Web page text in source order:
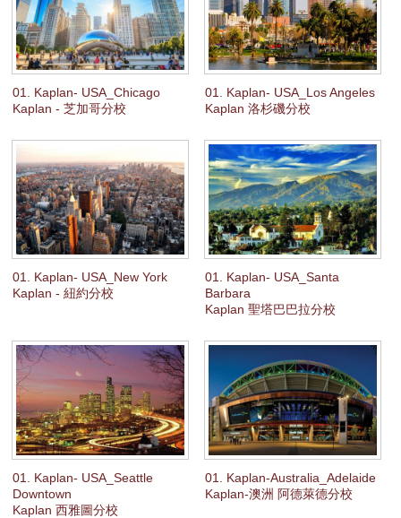
自己熟悉的題目。
中低級
TOEFL 13-28 (網路)/313-387(紙筆)； IELTS 4.0-4.5；劍橋初級/中級英語
考試(KET/PET)；EU A2級
初級
TOEFL 0-12 (網路)/310(紙筆)； IELTS 3.0-3.5；EU A1級
有限。
英語課程種類:
密集英語課程
20堂一般英語課堂
8堂選修科目
7堂補充研習課堂
7堂補充研習課堂
假期英語課程
20堂一般英語課堂
商業英語課程
20堂一般英語課堂
8堂商業英語選修科目
7堂補充研習課堂
01. Kaplan- USA_Chicago
Kaplan - 芝加哥分校
01. Kaplan- USA_Los Angeles
Kaplan 洛杉磯分校
01. Kaplan- USA_New York
Kaplan - 紐約分校
01. Kaplan- USA_Santa
Barbara
Kaplan 聖塔巴巴拉分校
01. Kaplan- USA_Seattle
Downtown
Kaplan 西雅圖分校
01. Kaplan-Australia_Adelaide
Kaplan-澳洲 阿德萊德分校